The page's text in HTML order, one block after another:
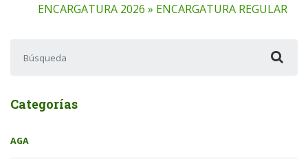
ENCARGATURA 2026 » ENCARGATURA REGULAR
Categorías
AGA